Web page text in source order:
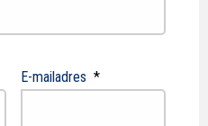
E-mailadres *